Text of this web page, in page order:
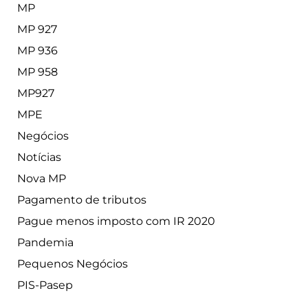
MP
MP 927
MP 936
MP 958
MP927
MPE
Negócios
Notícias
Nova MP
Pagamento de tributos
Pague menos imposto com IR 2020
Pandemia
Pequenos Negócios
PIS-Pasep